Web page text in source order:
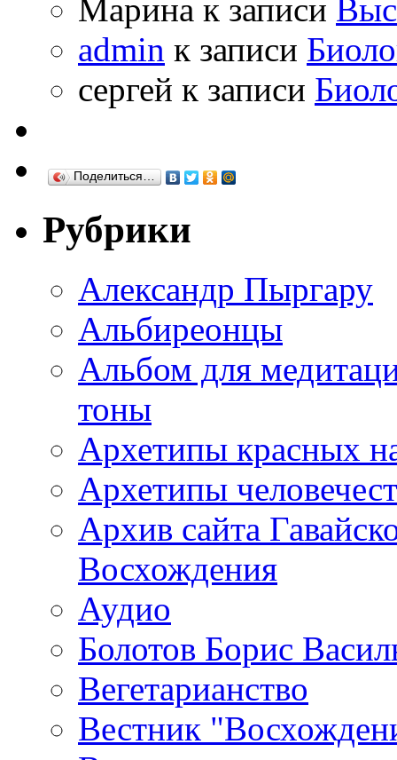
Марина к записи
admin к записи
сергей к записи
Поделиться…
Рубрики
Александр Пыргару
Альбиреонцы
Альбом для
тоны
Архетипы красных
Архетипы
Архив сайта
Восхождения
Аудио
Болотов Борис
Вегетарианство
Вестник